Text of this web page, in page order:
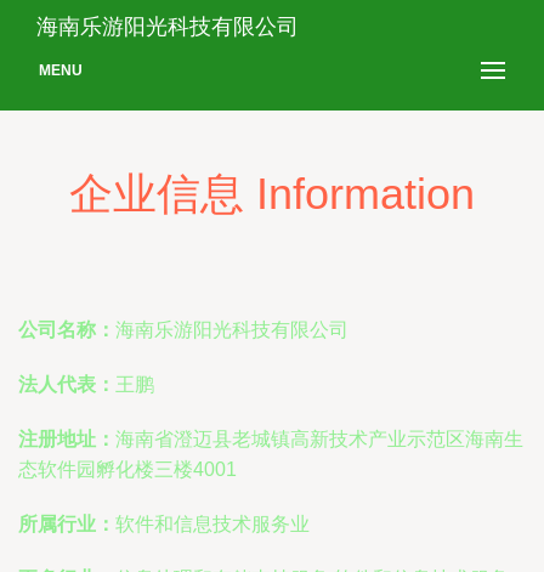
海南乐游阳光科技有限公司
MENU
企业信息 Information
公司名称： 海南乐游阳光科技有限公司
法人代表： 王鹏
注册地址： 海南省澄迈县老城镇高新技术产业示范区海南生
态软件园孵化楼三楼4001
所属行业： 软件和信息技术服务业